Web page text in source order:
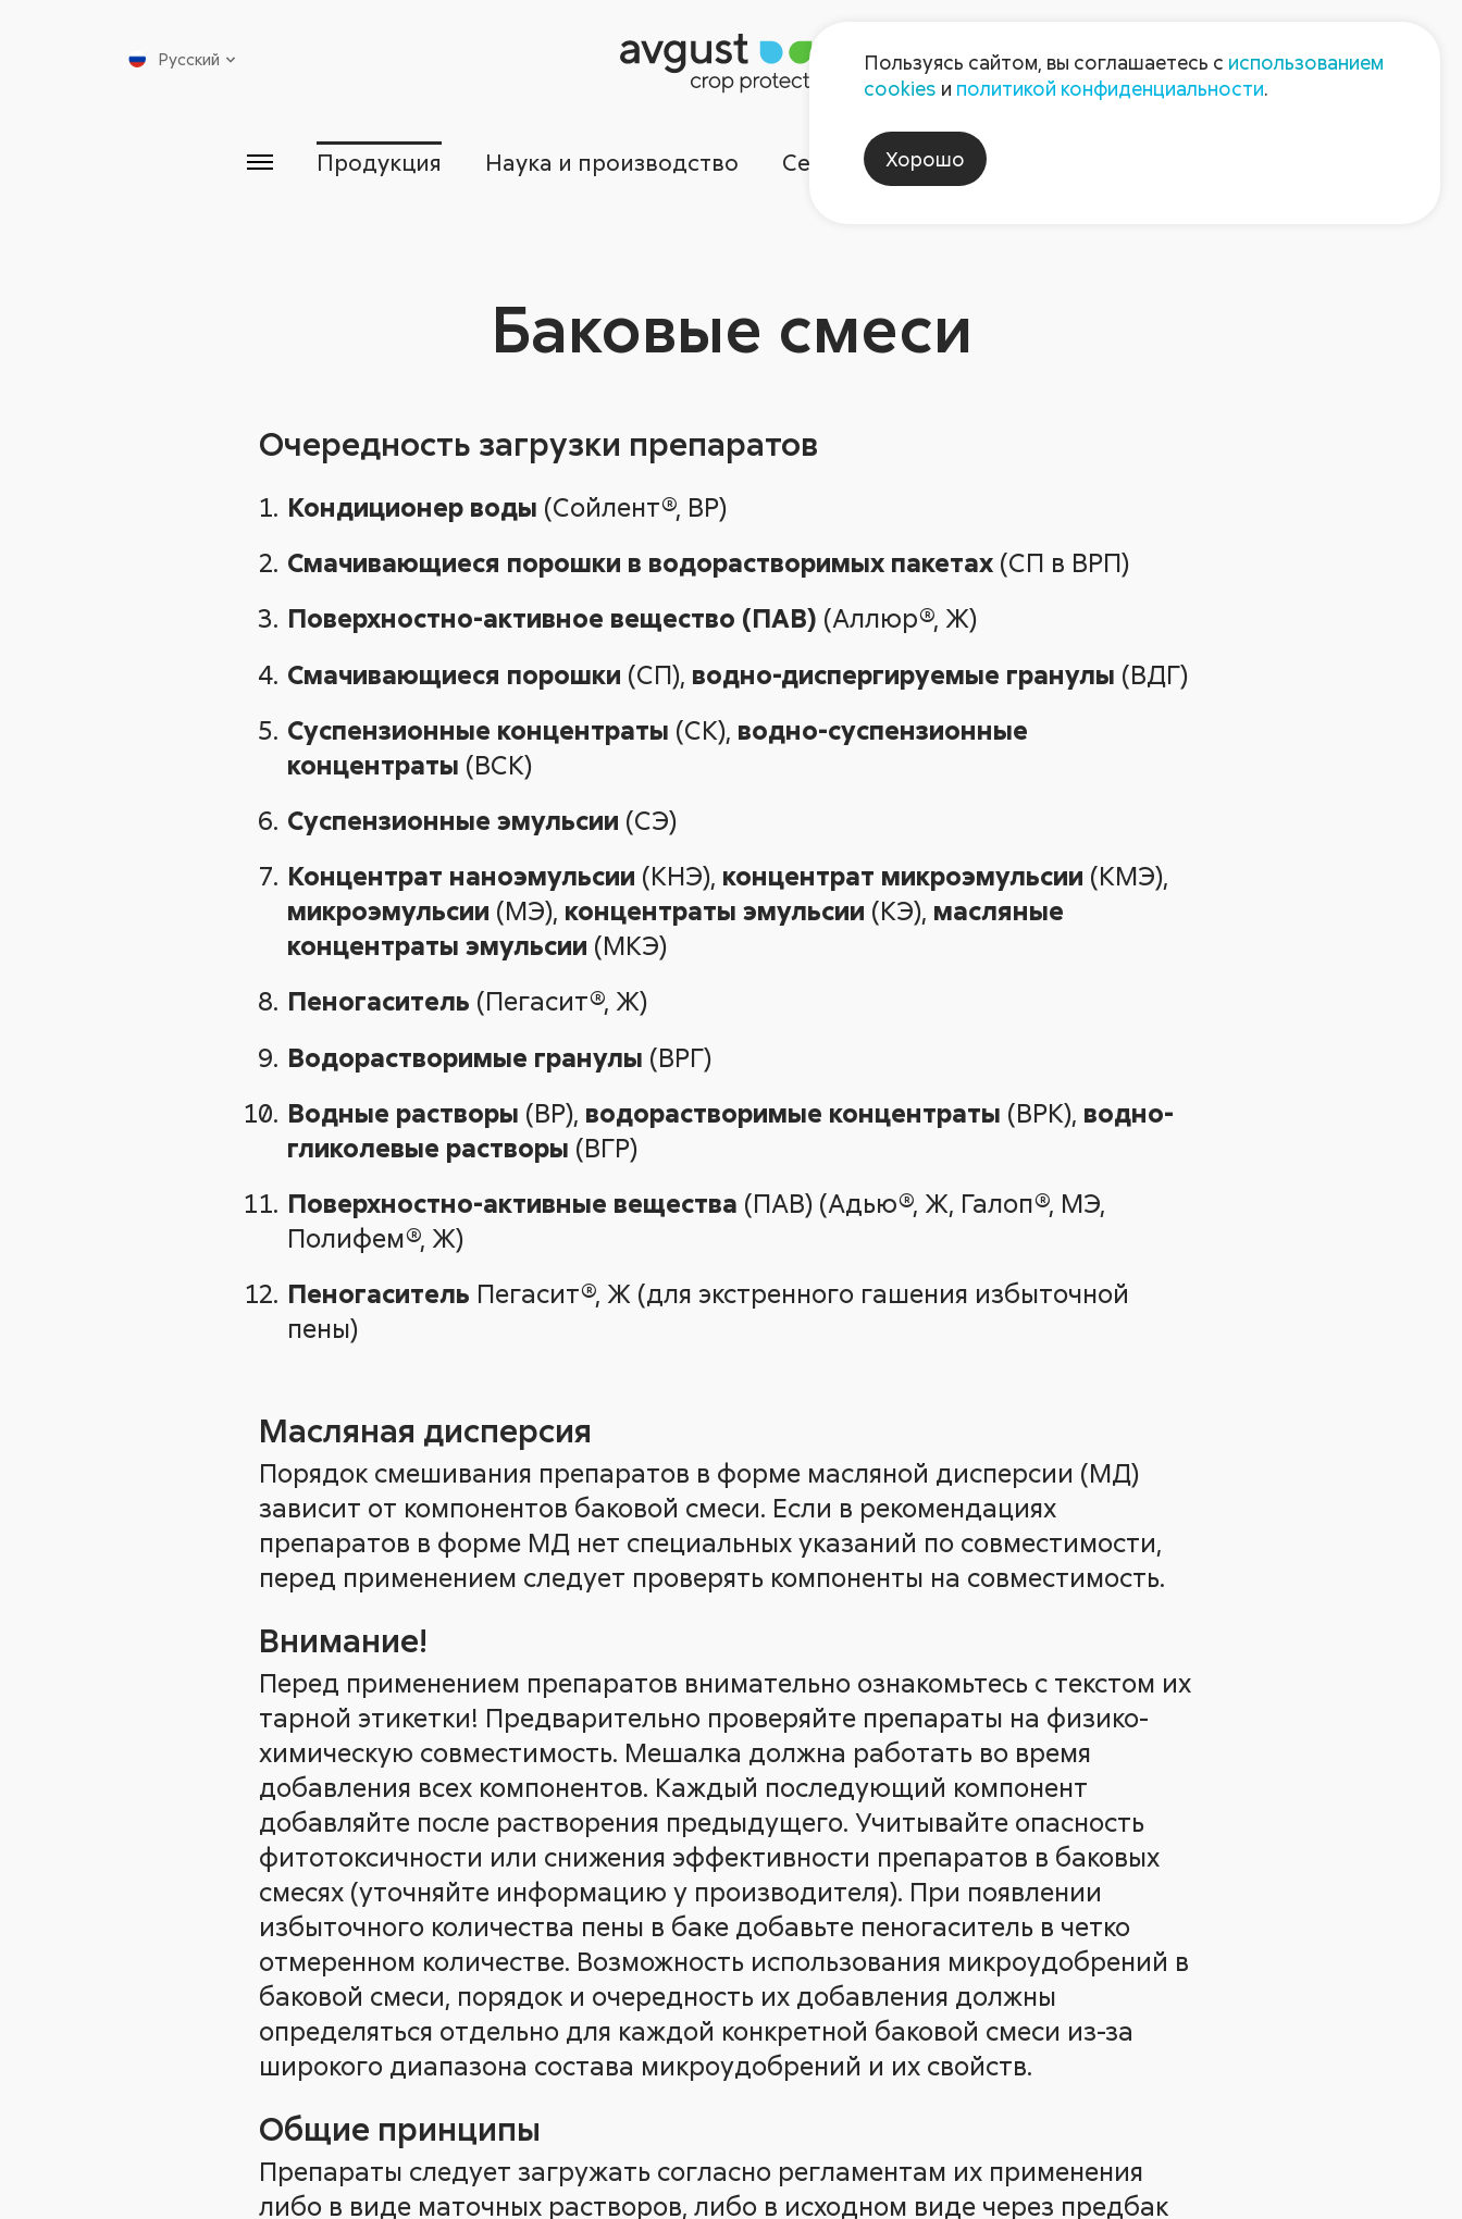
Пресс-центр Контакты
Русский
Продукция Наука и производство Сервисы Компания
Баковые смеси
Очередность загрузки препаратов
Кондиционер воды (Сойлент®, ВР)
Смачивающиеся порошки в водорастворимых пакетах (СП в ВРП)
Поверхностно-активное вещество (ПАВ) (Аллюр®, Ж)
Смачивающиеся порошки (СП), водно-диспергируемые гранулы (ВДГ)
Суспензионные концентраты (СК), водно-суспензионные
концентраты (ВСК)
Суспензионные эмульсии (СЭ)
Концентрат наноэмульсии (КНЭ), концентрат микроэмульсии (КМЭ),
микроэмульсии (МЭ), концентраты эмульсии (КЭ), масляные
концентраты эмульсии (МКЭ)
Пеногаситель (Пегасит®, Ж)
Водорастворимые гранулы (ВРГ)
Водные растворы (ВР), водорастворимые концентраты (ВРК), водно-
гликолевые растворы (ВГР)
Поверхностно-активные вещества (ПАВ) (Адью®, Ж, Галоп®, МЭ,
Полифем®, Ж)
Пеногаситель Пегасит®, Ж (для экстренного гашения избыточной
пены)
Масляная дисперсия
Порядок смешивания препаратов в форме масляной дисперсии (МД)
зависит от компонентов баковой смеси. Если в рекомендациях
препаратов в форме МД нет специальных указаний по совместимости,
перед применением следует проверять компоненты на совместимость.
Внимание!
Перед применением препаратов внимательно ознакомьтесь с текстом их
тарной этикетки! Предварительно проверяйте препараты на физико-
химическую совместимость. Мешалка должна работать во время
добавления всех компонентов. Каждый последующий компонент
добавляйте после растворения предыдущего. Учитывайте опасность
фитотоксичности или снижения эффективности препаратов в баковых
смесях (уточняйте информацию у производителя). При появлении
избыточного количества пены в баке добавьте пеногаситель в четко
отмеренном количестве. Возможность использования микроудобрений в
баковой смеси, порядок и очередность их добавления должны
определяться отдельно для каждой конкретной баковой смеси из-за
широкого диапазона состава микроудобрений и их свойств.
Общие принципы
Препараты следует загружать согласно регламентам их применения
либо в виде маточных растворов, либо в исходном виде через предбак
Пользуясь сайтом, вы соглашаетесь с использованием
cookies и политикой конфиденциальности.
Хорошо